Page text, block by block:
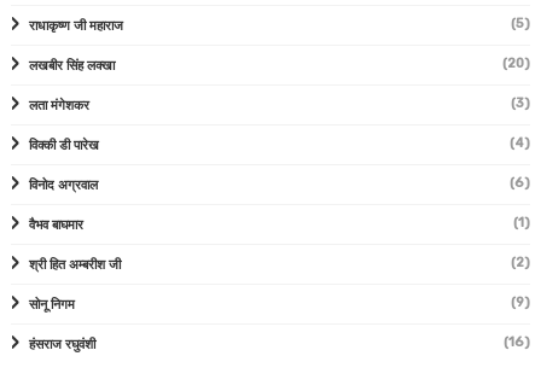
राधाकृष्ण जी महाराज (5)
लखबीर सिंह लक्खा (20)
लता मंगेशकर (3)
विक्की डी पारेख (4)
विनोद अग्रवाल (6)
वैभव बाघमार (1)
श्री हित अम्बरीश जी (2)
सोनू निगम (9)
हंसराज रघुवंशी (16)